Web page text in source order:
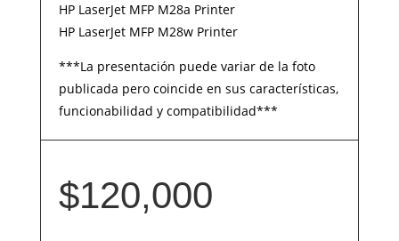
HP LaserJet MFP M28a Printer
HP LaserJet MFP M28w Printer
***La presentación puede variar de la foto
publicada pero coincide en sus características,
funcionabilidad y compatibilidad***
$120,000